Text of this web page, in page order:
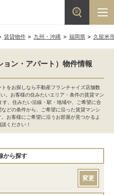
賃貸物件 九州・沖縄 福岡県 久留米
ン・アパート）物件情報
をお探しなら不動産フランチャイズ店舗数
。お客様の住みたいエリア・条件の賃貸マン
。住みたい沿線・駅・地域や、ご希望に合
どの条件から、ご希望に沿った賃貸マンシ
お客様にご希望に沿うお部屋が見つかるよ
ください！
から探す
変更